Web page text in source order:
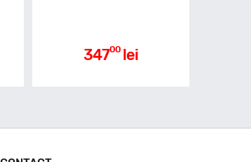
34700 lei